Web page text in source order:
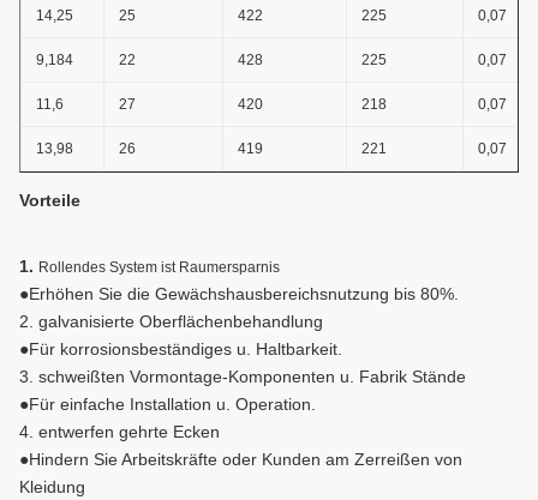
14,25 25 422 225 0,07
9,184 22 428 225 0,07
11,6 27 420 218 0,07
13,98 26 419 221 0,07
Vorteile
1. Rollendes System ist Raumersparnis
●Erhöhen Sie die Gewächshausbereichsnutzung bis 80%.
2. galvanisierte Oberflächenbehandlung
●Für korrosionsbeständiges u. Haltbarkeit.
3. schweißten Vormontage-Komponenten u. Fabrik Stände
●Für einfache Installation u. Operation.
4. entwerfen gehrte Ecken
●Hindern Sie Arbeitskräfte oder Kunden am Zerreißen von
Kleidung